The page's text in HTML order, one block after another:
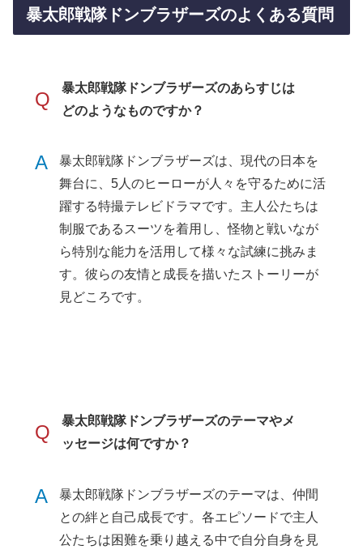
暴太郎戦隊ドンブラザーズのよくある質問
Q
暴太郎戦隊ドンブラザーズのあらすじは
どのようなものですか？
A
暴太郎戦隊ドンブラザーズは、現代の日本を
舞台に、5人のヒーローが人々を守るために活
躍する特撮テレビドラマです。主人公たちは
制服であるスーツを着用し、怪物と戦いなが
ら特別な能力を活用して様々な試練に挑みま
す。彼らの友情と成長を描いたストーリーが
見どころです。
Q
暴太郎戦隊ドンブラザーズのテーマやメ
ッセージは何ですか？
A
暴太郎戦隊ドンブラザーズのテーマは、仲間
との絆と自己成長です。各エピソードで主人
公たちは困難を乗り越える中で自分自身を見